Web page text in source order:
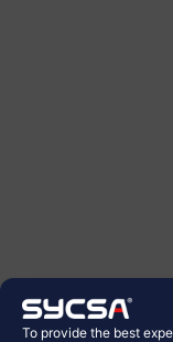
To provide the best